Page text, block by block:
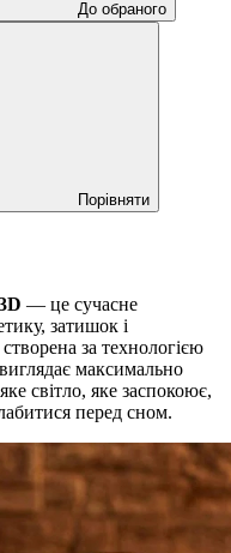
До обраного
Порівняти
— це сучасне
затишок і
за технологією
максимально
світло, яке заспокоює,
перед сном.